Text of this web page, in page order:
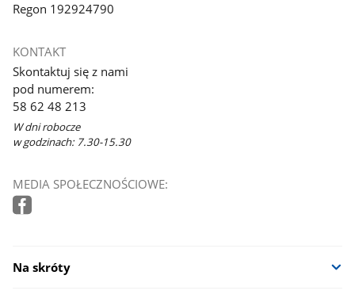
Regon 192924790
KONTAKT
Skontaktuj się z nami
pod numerem:
58 62 48 213
W dni robocze
w godzinach: 7.30-15.30
MEDIA SPOŁECZNOŚCIOWE:
Na skróty